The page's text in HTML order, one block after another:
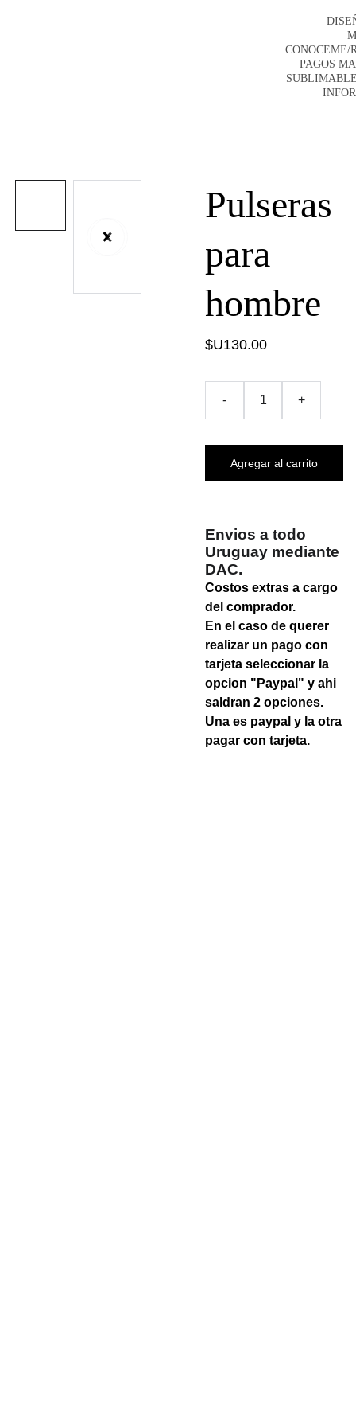
CONOCEME/
PAGOS
Pulseras
para
hombre
$U130.00
- +
Agregar al carrito
Envios a todo
Uruguay mediante
DAC.
Costos extras a cargo
del comprador.
En el caso de querer
realizar un pago con
tarjeta seleccionar la
opcion "Paypal" y ahi
saldran 2 opciones.
Una es paypal y la otra
pagar con tarjeta.